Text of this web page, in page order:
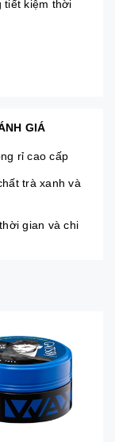
tiết kiệm thời
GIÁ
rỉ cao cấp
trà xanh và
gian và chi